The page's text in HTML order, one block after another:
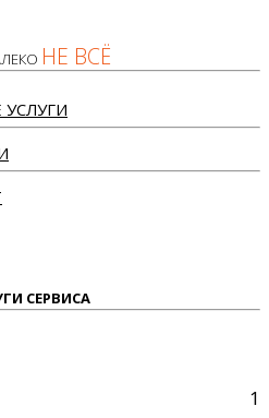
НЕ ВСЁ
СЕРВИСА
1